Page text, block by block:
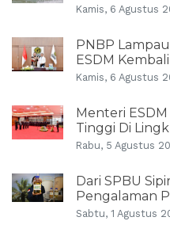
Kamis, 6 Agustus
PNBP
ESDM
Kamis, 6 Agustus
Menteri
Tinggi Di
Rabu, 5 Agustus
Dari SPBU
Pengalaman
Sabtu, 1 Agustus